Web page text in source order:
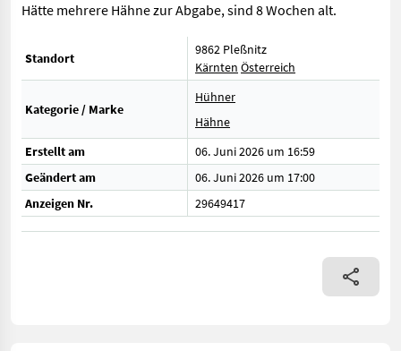
Hätte mehrere Hähne zur Abgabe, sind 8 Wochen alt.
Standort
9862 Pleßnitz
Kärnten Österreich
Kategorie / Marke
Hühner
Hähne
Erstellt am
06. Juni 2026 um 16:59
Geändert am
06. Juni 2026 um 17:00
Anzeigen Nr.
29649417